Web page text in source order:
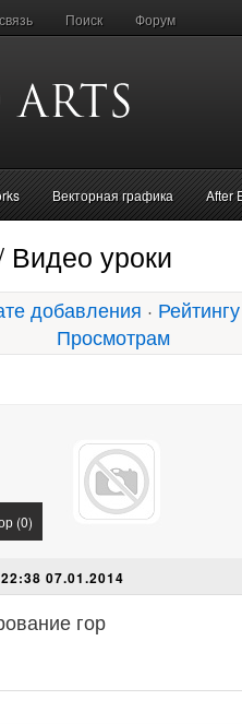
Поиск Форум
Векторная графика After
Видео уроки
добавления · Рейтингу
Просмотрам
(0)
07.01.2014
гор